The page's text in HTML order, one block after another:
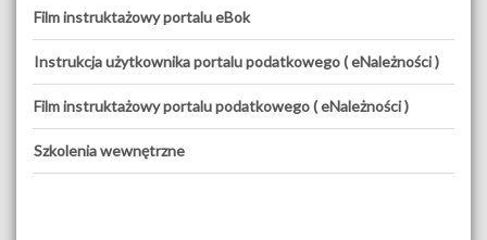
Film instruktażowy portalu eBok
Instrukcja użytkownika portalu podatkowego ( eNależności )
Film instruktażowy portalu podatkowego ( eNależności )
Szkolenia wewnętrzne